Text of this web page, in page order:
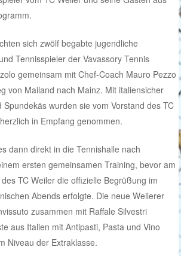
sich zwölf begabte jugendliche
Tennisspieler der Vavassory Tennis
gemeinsam mit Chef-Coach Mauro Pezzo
von Mailand nach Mainz. Mit italiensicher
Spundekäs wurden sie vom Vorstand des TC
in Empfang genommen.
dann direkt in die Tennishalle nach
ersten gemeinsamen Training, bevor am
TC Weiler die offizielle Begrüßung im
Abends erfolgte. Die neue Weilerer
zusammen mit Raffale Silvestri
aus Italien mit Antipasti, Pasta und Vino
Niveau der Extraklasse.